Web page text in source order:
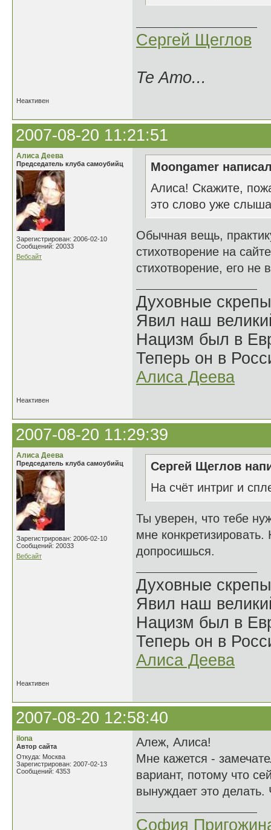
Сергей Щеглов
Te Amo...
Неактивен
2007-08-20 11:21:51
Алиса Деева
Председатель клуба самоубийц
Зарегистрирован: 2006-02-10
Сообщений: 20033
Вебсайт
Moongamer
Алиса! Скажите,
это слово уже
Обычная вещь,
стихотворение на
стихотворение, его не
Духовные
Явил наш
Нацизм был в
Теперь он в
Алиса Деева
Неактивен
2007-08-20 11:29:39
Алиса Деева
Председатель клуба самоубийц
Зарегистрирован: 2006-02-10
Сообщений: 20033
Вебсайт
Сергей Щеглов
На счёт интриг и
Ты уверен, что тебе
мне
допросишься.
Духовные
Явил наш
Нацизм был в
Теперь он в
Алиса Деева
Неактивен
2007-08-20 12:58:40
ilona
Автор сайта
Откуда: Москва
Зарегистрирован: 2007-02-13
Сообщений: 4353
Алеж, Алиса!
Мне кажется -
вариант, потому что
вынуждает это
София